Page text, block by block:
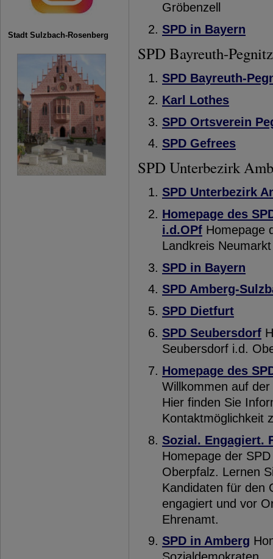
Stadt Sulzbach-Rosenberg
Gröbenzell
SPD in Bayern
SPD Bayreuth-Pegnitz
SPD Bayreuth-
Karl Lothes
SPD Ortsverein
SPD Gefrees
SPD Unterbezirk
SPD Unterbezirk
Homepage des
i.d.OPf Homepage
Landkreis
SPD in Bayern
SPD Amberg-
SPD Dietfurt
SPD Seubersdorf
Seubersdorf i.d.
Homepage des
Willkommen auf
Hier finden Sie
Kontaktmöglichkeit
Sozial. Engagiert.
Homepage der
Oberpfalz. Lernen
Kandidaten für den
engagiert und vor
Ehrenamt.
SPD in Amberg